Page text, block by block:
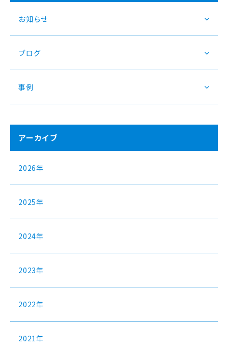
お知らせ
ブログ
事例
アーカイブ
2026年
2025年
2024年
2023年
2022年
2021年